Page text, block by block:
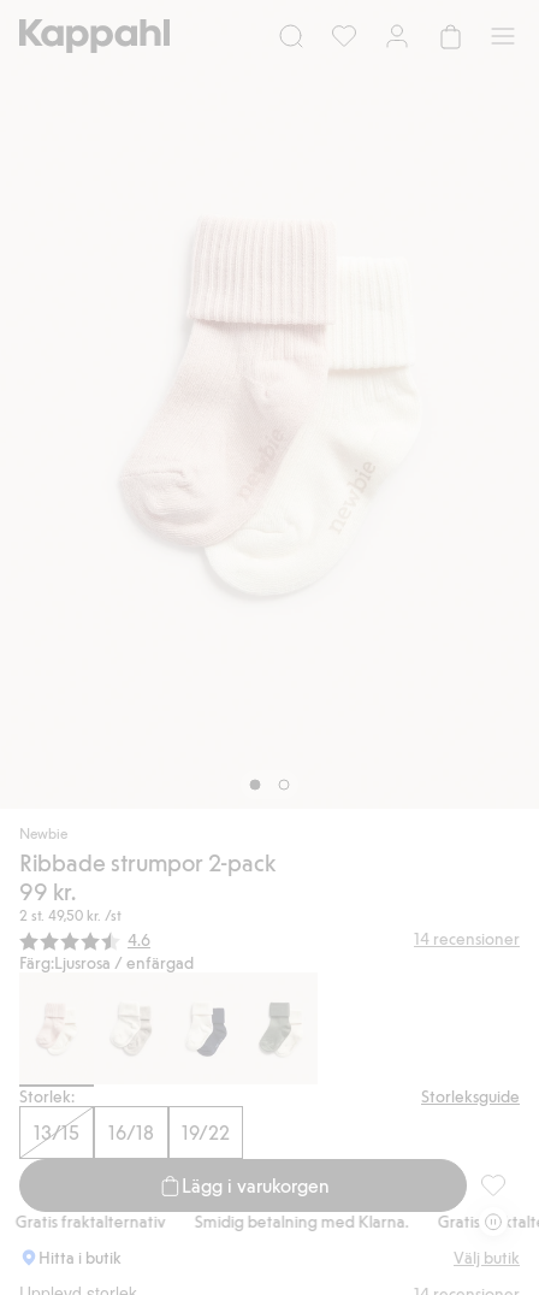
Newbie
Ribbade strumpor 2-pack
99 kr.
2 st. 49,50 kr. /st
Snittbetyg:
4.6 14 recensioner
Färg:Ljusrosa / enfärgad
Storlek: Storleksguide
13/15 16/18 19/22
Lägg i varukorgen
fraktalternativ Smidig betalning med Klarna.
Gratis
Hitta i butik
Välj butik